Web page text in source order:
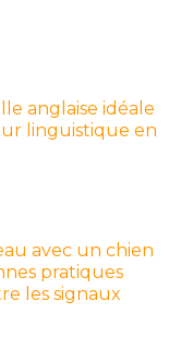
anglaise idéale
linguistique en
avec un chien
pratiques
les signaux